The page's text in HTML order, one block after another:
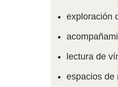
exploración
lectura de
espacios de